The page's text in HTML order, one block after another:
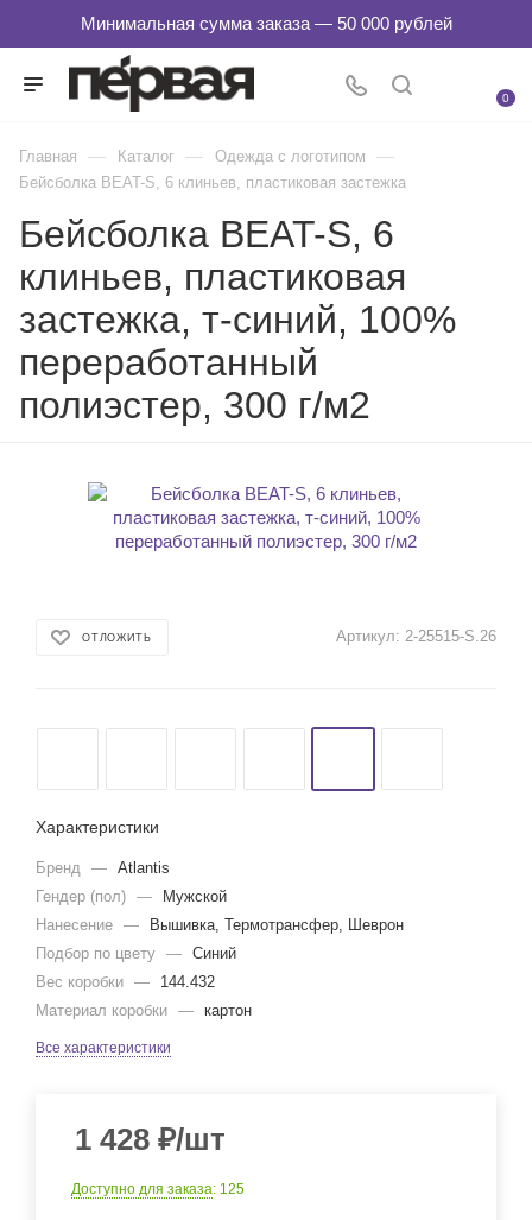
0
Главная — Каталог — Одежда с логотипом —
Бейсболка BEAT-S, 6 клиньев, пластиковая застежка
Бейсболка BEAT-S, 6
клиньев, пластиковая
застежка, т-синий, 100%
переработанный
полиэстер, 300 г/м2
ОТЛОЖИТЬ Артикул: 2-25515-S.26
Характеристики
Бренд — Atlantis
Гендер (пол) —
Мужской
Нанесение —
Вышивка, Термотрансфер, Шеврон
Подбор по цвету — Синий
Вес коробки —
144.432
Материал коробки — картон
Все характеристики
1 428 ₽/шт
Доступно для заказа: 125